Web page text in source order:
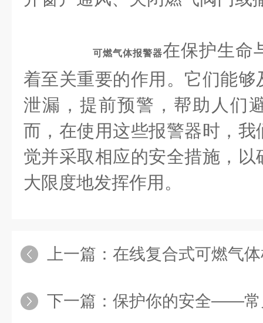
可燃气体报警器在保护生命
着至关重要的作用。它们能
泄漏，提前预警，帮助人们
而，在使用这些报警器时，
觉并采取相应的安全措施，
大限度地发挥作用。
上一篇： 在线复合式可燃气体检测
下一篇： 保护你的安全——常